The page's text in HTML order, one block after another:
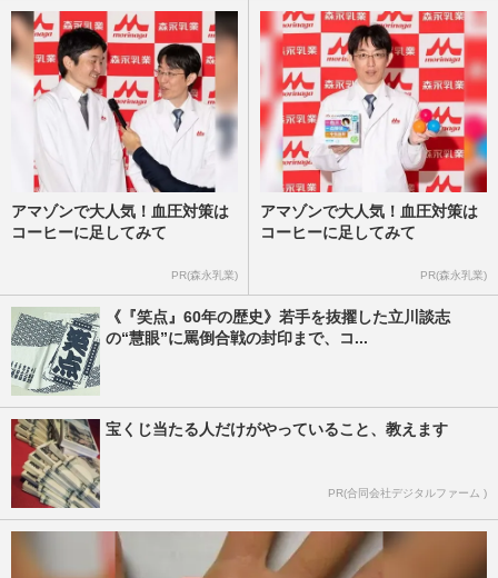
アマゾンで大人気！血圧対策は
コーヒーに足してみて
PR(森永乳業)
アマゾンで大人気！血圧対策は
コーヒーに足してみて
PR(森永乳業)
《『笑点』60年の歴史》若手を抜擢した立川談志
の“慧眼”に罵倒合戦の封印まで、コ...
宝くじ当たる人だけがやっていること、教えます
PR(合同会社デジタルファーム )